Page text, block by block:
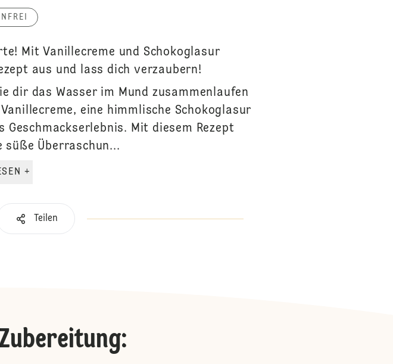
Mit Vanillecreme und Schokoglasur
aus und lass dich verzaubern!
dir das Wasser im Mund zusammenlaufen
eine himmlische Schokoglasur
Mit diesem Rezept
Überraschun...
WEITERLESEN +
Teilen
: